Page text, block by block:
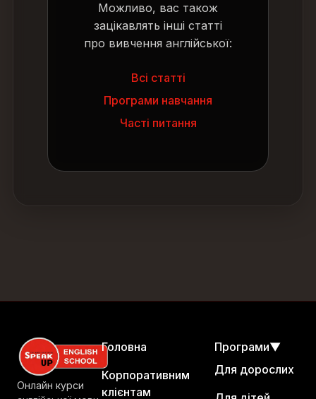
Можливо, вас також
зацікавлять інші статті
про вивчення англійської:
Всі статті
Програми навчання
Часті питання
Онлайн курси
Головна
Корпоративним
клієнтам
Програми▼
Для дорослих